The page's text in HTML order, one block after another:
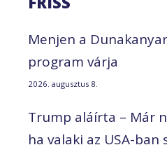
Menjen a
program várja
2026. augusztus 8.
Trump aláírta – Már
ha valaki az USA-ban